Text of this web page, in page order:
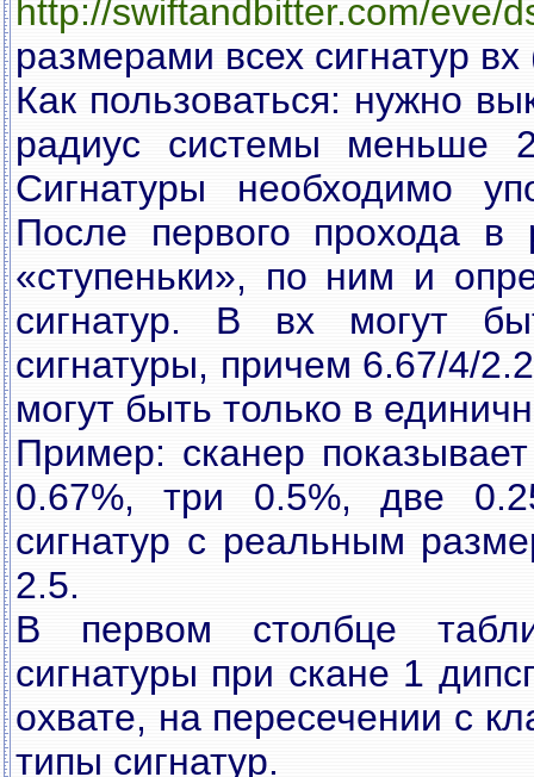
http://swiftandbitter.com/eve/
размерами всех сигнатур
Как пользоваться: нужно
радиус системы меньше
Сигнатуры необходимо
После первого прохода в
«ступеньки», по ним и
сигнатур. В вх могут
сигнатуры, причем 6.67/4/
могут быть только в
Пример: сканер
0.67%, три 0.5%, две
сигнатур с реальным
2.5.
В первом столбце
сигнатуры при скане 1
охвате, на пересечении с
типы сигнатур.